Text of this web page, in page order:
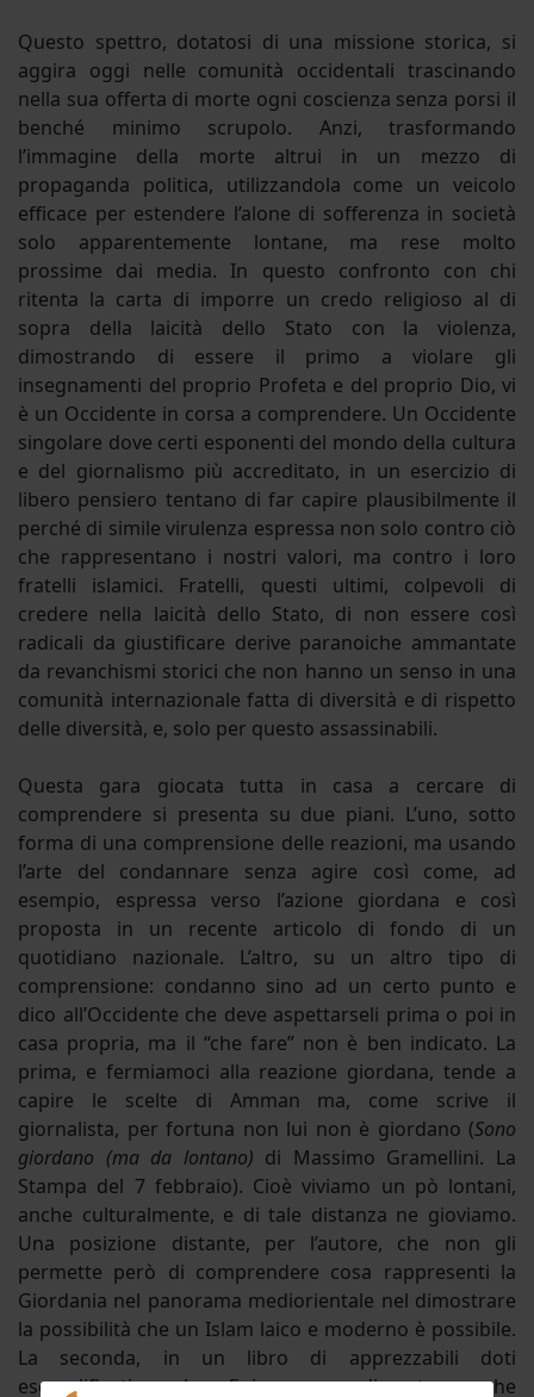
Questo spettro, dotatosi di una missione storica, si
aggira oggi nelle comunità occidentali trascinando
nella sua offerta di morte ogni coscienza senza porsi il
benché minimo scrupolo. Anzi, trasformando
l’immagine della morte altrui in un mezzo di
propaganda politica, utilizzandola come un veicolo
efficace per estendere l’alone di sofferenza in società
solo apparentemente lontane, ma rese molto
prossime dai media. In questo confronto con chi
ritenta la carta di imporre un credo religioso al di
sopra della laicità dello Stato con la violenza,
dimostrando di essere il primo a violare gli
insegnamenti del proprio Profeta e del proprio Dio, vi
è un Occidente in corsa a comprendere. Un Occidente
singolare dove certi esponenti del mondo della cultura
e del giornalismo più accreditato, in un esercizio di
libero pensiero tentano di far capire plausibilmente il
perché di simile virulenza espressa non solo contro ciò
che rappresentano i nostri valori, ma contro i loro
fratelli islamici. Fratelli, questi ultimi, colpevoli di
credere nella laicità dello Stato, di non essere così
radicali da giustificare derive paranoiche ammantate
da revanchismi storici che non hanno un senso in una
comunità internazionale fatta di diversità e di rispetto
delle diversità, e, solo per questo assassinabili.
Questa gara giocata tutta in casa a cercare di
comprendere si presenta su due piani. L’uno, sotto
forma di una comprensione delle reazioni, ma usando
l’arte del condannare senza agire così come, ad
esempio, espressa verso l’azione giordana e così
proposta in un recente articolo di fondo di un
quotidiano nazionale. L’altro, su un altro tipo di
comprensione: condanno sino ad un certo punto e
dico all’Occidente che deve aspettarseli prima o poi in
casa propria, ma il “che fare” non è ben indicato. La
prima, e fermiamoci alla reazione giordana, tende a
capire le scelte di Amman ma, come scrive il
giornalista, per fortuna non lui non è giordano (Sono
giordano (ma da lontano) di Massimo Gramellini. La
Stampa del 7 febbraio). Cioè viviamo un pò lontani,
anche culturalmente, e di tale distanza ne gioviamo.
Una posizione distante, per l’autore, che non gli
permette però di comprendere cosa rappresenti la
Giordania nel panorama mediorientale nel dimostrare
la possibilità che un Islam laico e moderno è possibile.
La seconda, in un libro di apprezzabili doti
esemplificative che finisce per dimostrare che